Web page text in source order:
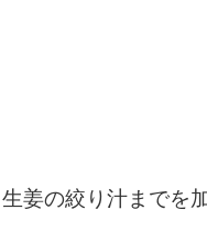
の絞り汁までを